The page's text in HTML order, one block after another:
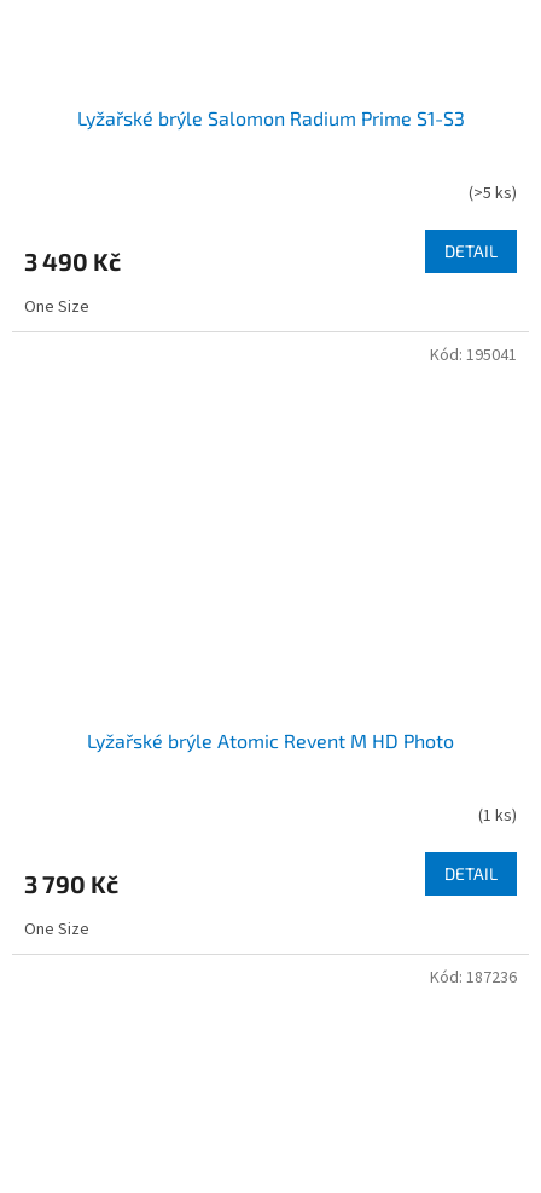
Lyžařské brýle Salomon Radium Prime S1-S3
(>5 ks)
3 490 Kč DETAIL
One Size
Lyžařské brýle Atomic Revent M HD Photo
(1 ks)
3 790 Kč DETAIL
One Size
Kód: 195041
Kód: 187236